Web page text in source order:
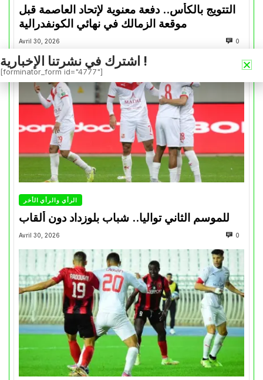
التتويج بالكأس.. دفعة معنوية لإتحاد العاصمة قبل
موقعة الزمالك في نهائي الكونفدرالية
Avril 30, 2026 0
الرأي والرأي الأخر
للموسم الثاني تواليا.. شباب بلوزداد دون ألقاب
Avril 30, 2026 0
اشترك في نشرتنا الإخبارية !
[forminator_form id="4777"]